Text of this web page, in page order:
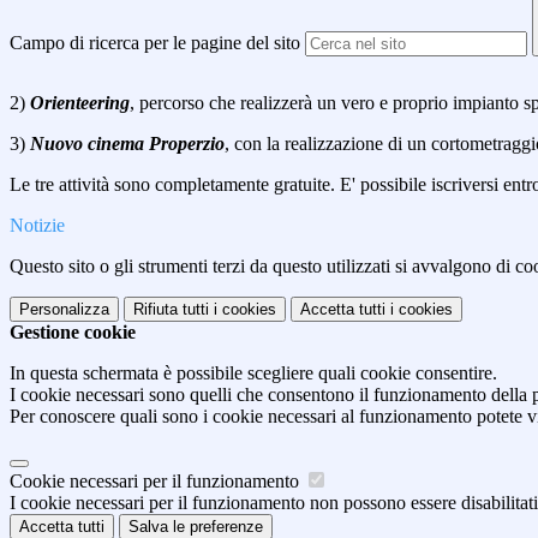
Campo di ricerca per le pagine del sito
2) Orienteering, percorso che realizzerà un vero e proprio impianto
3) Nuovo cinema Properzio, con la realizzazione di un
Le tre attività sono completamente gratuite. E' possibile iscriversi
Notizie
Questo sito o gli strumenti terzi da questo utilizzati si avvalgono di
Personalizza Rifiuta tutti i cookies Accetta tutti i cookies
Gestione cookie
In questa schermata è possibile scegliere quali cookie consentire.
I cookie necessari sono quelli che consentono il funzionamento
Per conoscere quali sono i cookie necessari al funzionamento potete
Cookie necessari per il funzionamento
I cookie necessari per il funzionamento non possono essere
Accetta tutti Salva le preferenze